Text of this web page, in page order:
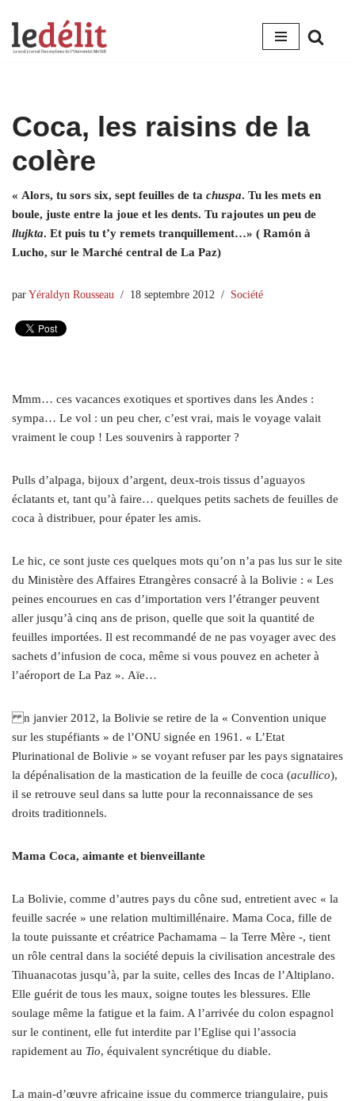
Aller
Coca, les raisins de la
colère
« Alors, tu sors six, sept feuilles de ta chuspa. Tu les mets en
boule, juste entre la joue et les dents. Tu rajoutes un peu de
llujkta. Et puis tu t’y remets tranquillement…» ( Ramón à
Lucho, sur le Marché central de La Paz)
par Yéraldyn Rousseau 18 septembre 2012 Société
Mmm… ces vacances exotiques et sportives dans les Andes :
sympa… Le vol : un peu cher, c’est vrai, mais le voyage valait
vraiment le coup ! Les souvenirs à rapporter ?
Pulls d’alpaga, bijoux d’argent, deux-trois tissus d’aguayos
éclatants et, tant qu’à faire… quelques petits sachets de feuilles de
coca à distribuer, pour épater les amis.
Le hic, ce sont juste ces quelques mots qu’on n’a pas lus sur le site
du Ministère des Affaires Etrangères consacré à la Bolivie : « Les
peines encourues en cas d’importation vers l’étranger peuvent
aller jusqu’à cinq ans de prison, quelle que soit la quantité de
feuilles importées. Il est recommandé de ne pas voyager avec des
sachets d’infusion de coca, même si vous pouvez en acheter à
l’aéroport de La Paz ». Aïe…
n janvier 2012, la Bolivie se retire de la « Convention unique
sur les stupéfiants » de l’ONU signée en 1961. « L’Etat
Plurinational de Bolivie » se voyant refuser par les pays signataires
la dépénalisation de la mastication de la feuille de coca (acullico),
il se retrouve seul dans sa lutte pour la reconnaissance de ses
droits traditionnels.
Mama Coca, aimante et bienveillante
La Bolivie, comme d’autres pays du cône sud, entretient avec « la
feuille sacrée » une relation multimillénaire. Mama Coca, fille de
la toute puissante et créatrice Pachamama – la Terre Mère -, tient
un rôle central dans la société depuis la civilisation ancestrale des
Tihuanacotas jusqu’à, par la suite, celles des Incas de l’Altiplano.
Elle guérit de tous les maux, soigne toutes les blessures. Elle
soulage même la fatigue et la faim. A l’arrivée du colon espagnol
sur le continent, elle fut interdite par l’Eglise qui l’associa
rapidement au Tio, équivalent syncrétique du diable.
La main‑d’œuvre africaine issue du commerce triangulaire, puis